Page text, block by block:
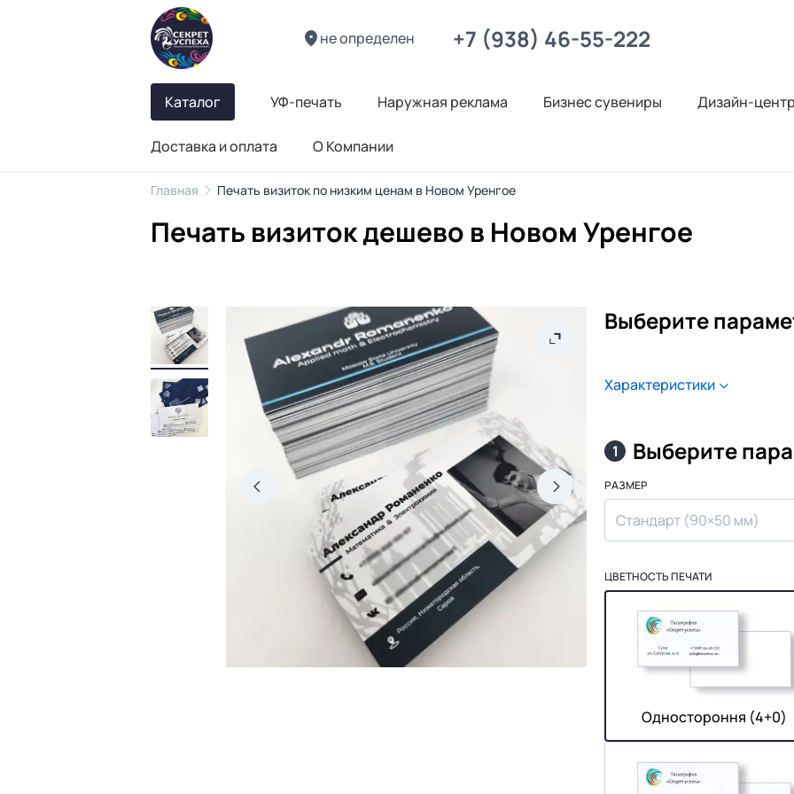
не определен +7 (938) 46-55-222
Каталог УФ-печать Наружная реклама Бизнес сувениры Дизайн-центр
Доставка и оплата О Компании
Главная Печать визиток по низким ценам в Новом Уренгое
Печать визиток дешево в Новом Уренгое
Выберите
Характеристики
1 Выберите
РАЗМЕР
Стандарт (90×50 мм)
ЦВЕТНОСТЬ ПЕЧАТИ
Одностороння (4+0)